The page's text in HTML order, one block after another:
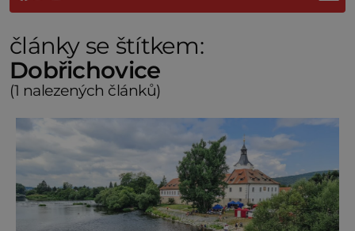
články se štítkem:
Dobřichovice
(1 nalezených článků)